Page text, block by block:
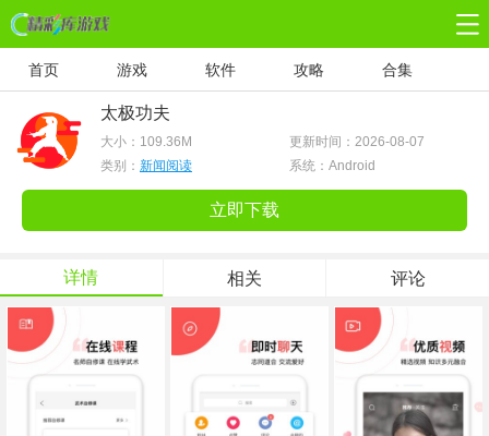
首页 游戏 软件 攻略 合集
太极功夫
大小： 109.36M
更新时间：2026-08-07
类别： 新闻阅读 系统：Android
立即下载
详情 相关 评论